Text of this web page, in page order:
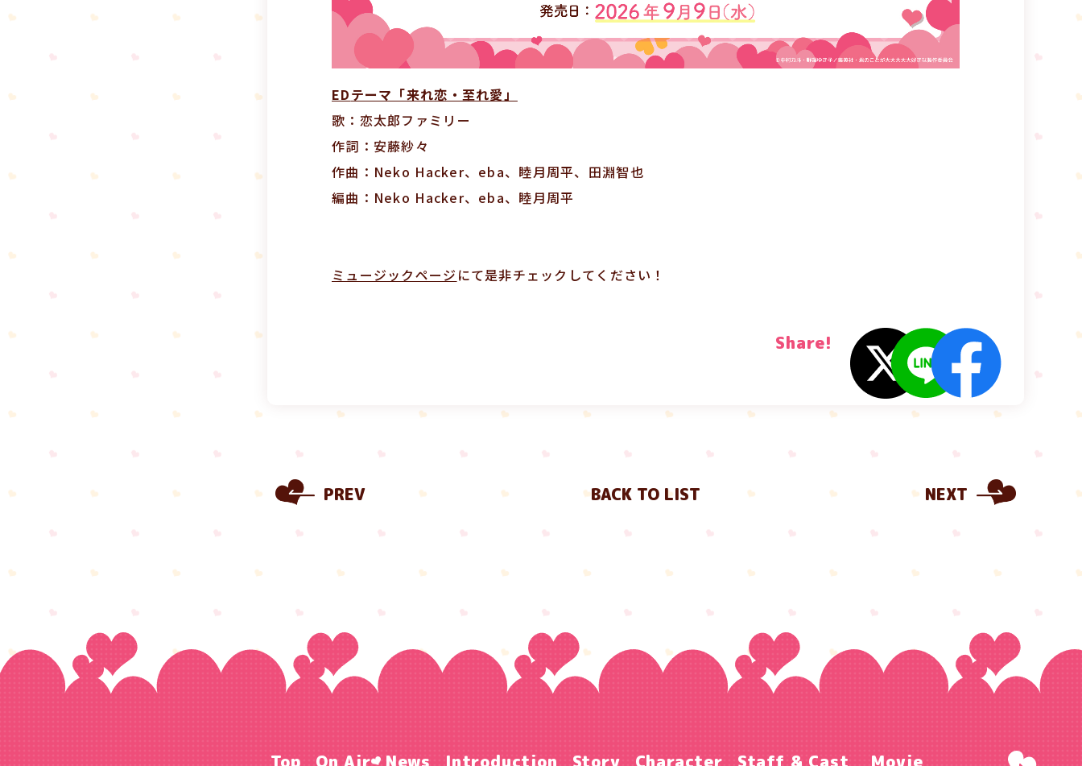
EDテーマ「来れ恋・至れ愛」
歌：恋太郎ファミリー
作詞：安藤紗々
作曲：Neko Hacker、eba、睦月周平、田淵智也
編曲：Neko Hacker、eba、睦月周平
ミュージックページ にて是非チェックしてください！
Share!
PREV BACK TO LIST NEXT
Top On Air News Introduction Story Character Staff & Cast Movie